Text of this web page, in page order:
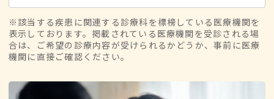
※該当する疾患に関連する診療科を標榜している医療機関を
表示しております。掲載されている医療機関を受診される場
合は、ご希望の診療内容が受けられるかどうか、事前に医療
機関に直接ご確認ください。